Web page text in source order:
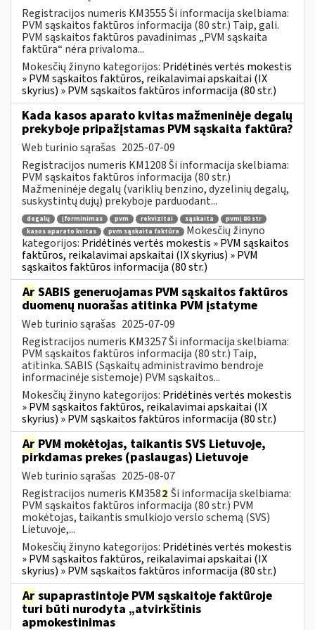
Registracijos numeris KM3555 Ši informacija skelbiama:
PVM sąskaitos faktūros informacija (80 str.) Taip, gali.
PVM sąskaitos faktūros pavadinimas „PVM sąskaita
faktūra“ nėra privaloma...
Mokesčių žinyno kategorijos: Pridėtinės vertės mokestis
» PVM sąskaitos faktūros, reikalavimai apskaitai (IX
skyrius) » PVM sąskaitos faktūros informacija (80 str.)
Kada kasos aparato kvitas mažmeninėje degalų
prekyboje pripažįstamas PVM sąskaita faktūra?
Web turinio sąrašas 2025-07-09
Registracijos numeris KM1208 Ši informacija skelbiama:
PVM sąskaitos faktūros informacija (80 str.)
Mažmeninėje degalų (variklių benzino, dyzelinių degalų,
suskystintų dujų) prekyboje parduodant...
degalų įforminimas pvm rekvizitai sąskaita
pvmį 80 str
kasos aparato kvitas
pvm sąskaita faktūra
Mokesčių žinyno
kategorijos: Pridėtinės vertės mokestis » PVM sąskaitos
faktūros, reikalavimai apskaitai (IX skyrius) » PVM
sąskaitos faktūros informacija (80 str.)
Ar SABIS generuojamas PVM sąskaitos faktūros
duomenų nuorašas atitinka PVM įstatyme
Web turinio sąrašas 2025-07-09
Registracijos numeris KM3257 Ši informacija skelbiama:
PVM sąskaitos faktūros informacija (80 str.) Taip,
atitinka. SABIS (Sąskaitų administravimo bendroje
informacinėje sistemoje) PVM sąskaitos...
Mokesčių žinyno kategorijos: Pridėtinės vertės mokestis
» PVM sąskaitos faktūros, reikalavimai apskaitai (IX
skyrius) » PVM sąskaitos faktūros informacija (80 str.)
Ar PVM mokėtojas, taikantis SVS Lietuvoje,
pirkdamas prekes (paslaugas) Lietuvoje
Web turinio sąrašas 2025-08-07
Registracijos numeris KM3582 Ši informacija skelbiama:
PVM sąskaitos faktūros informacija (80 str.) PVM
mokėtojas, taikantis smulkiojo verslo schemą (SVS)
Lietuvoje,...
Mokesčių žinyno kategorijos: Pridėtinės vertės mokestis
» PVM sąskaitos faktūros, reikalavimai apskaitai (IX
skyrius) » PVM sąskaitos faktūros informacija (80 str.)
Ar supaprastintoje PVM sąskaitoje faktūroje
turi būti nurodyta „atvirkštinis
apmokestinimas